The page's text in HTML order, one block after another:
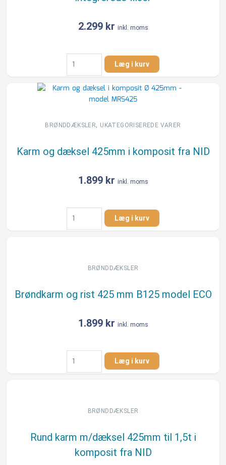
antal2.299 kr inkl. moms
Karm
og
dæksel
315
x
5ton
til
fliser
Læg i kurv
BRØNDDÆKSLER, UKATEGORISEREDE VARER
Karm og dæksel 425mm i komposit fra NID
1.899 kr inkl. moms
Karm
og
dæksel
komposit
antal
Læg i kurv
BRØNDDÆKSLER
Brøndkarm og rist 425 mm B125 model ECO
1.899 kr inkl. moms
Brøndkarm
og
rist
antal
Læg i kurv
BRØNDDÆKSLER
Rund karm m/dæksel 425mm til 1,5t i
komposit fra NID